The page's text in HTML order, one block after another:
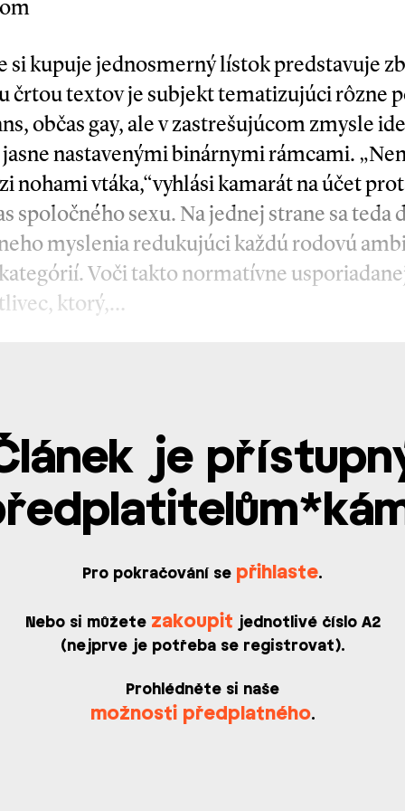
si kupuje jednosmerný lístok predstavuje
črtou textov je subjekt tematizujúci rôzne
občas gay, ale v zastrešujúcom zmysle
jasne nastavenými binárnymi rámcami.
nohami vtáka,“vyhlási kamarát na účet
spoločného sexu. Na jednej strane sa teda
myslenia redukujúci každú rodovú
Voči takto normatívne
ktorý,…
je
Pro pokračování se přihlaste.
Nebo si můžete zakoupit jednotlivé číslo A2
(nejprve je potřeba se registrovat).
Prohlédněte si naše
možnosti předplatného.